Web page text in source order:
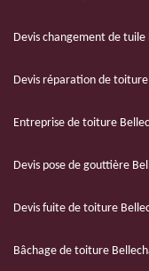
Devis changement de tuile
Devis réparation de
Entreprise de toiture
Devis pose de gouttière
Devis fuite de toiture
Bâchage de toiture